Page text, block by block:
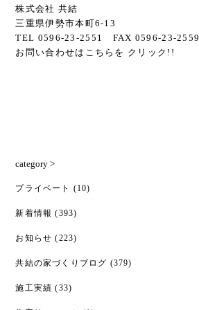
株式会社 共結
三重県伊勢市本町6-13
TEL 0596-23-2551 FAX 0596-23-2559
お問い合わせはこちらを クリック!!
category >
プライベート (10)
新着情報 (393)
お知らせ (223)
共結の家づくりブログ (379)
施工実績 (33)